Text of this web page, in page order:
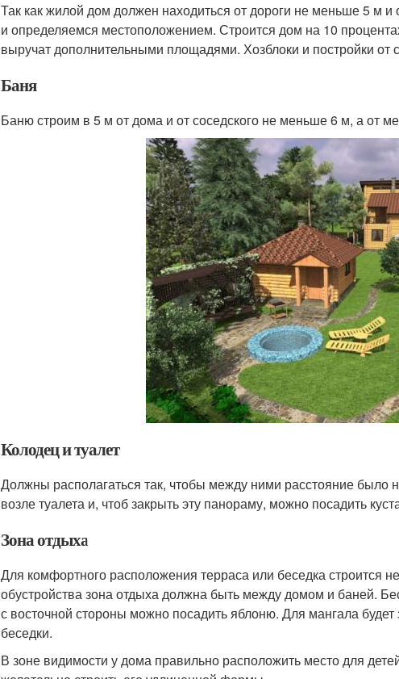
Так как жилой дом должен находиться от дороги не меньше 5 м
и определяемся местоположением. Строится дом на 10
выручат дополнительными площадями. Хозблоки и постройки от
Баня
Баню строим в 5 м от дома и от соседского не меньше 6 м, а от
Колодец и туалет
Должны располагаться так, чтобы между ними расстояние было
возле туалета и, чтоб закрыть эту панораму, можно посадить
Зона отдыха
Для комфортного расположения терраса или беседка строится
обустройства зона отдыха должна быть между домом и баней.
с восточной стороны можно посадить яблоню. Для мангала
беседки.
В зоне видимости у дома правильно расположить место для